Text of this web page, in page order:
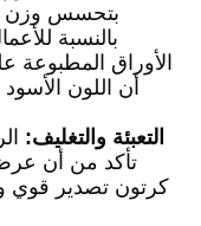
بتحسس وزن
بالنسبة
الأوراق المطبوعة
أن اللون
التعبئة والتغليف:
تأكد من أن
كرتون تصدير قوي